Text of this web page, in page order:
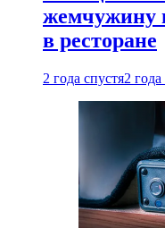
жемчужину
в ресторане
2 года спустя2 года